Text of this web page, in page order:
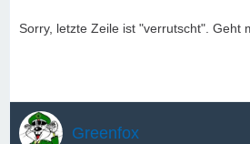
Sorry, letzte Zeile ist "verrutscht". Geht
Greenfox